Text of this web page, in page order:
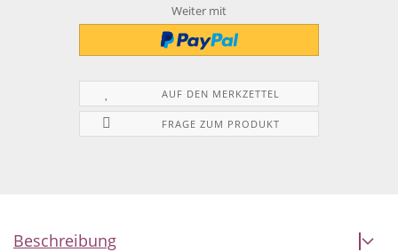
Weiter mit
AUF DEN MERKZETTEL
FRAGE ZUM PRODUKT
Beschreibung